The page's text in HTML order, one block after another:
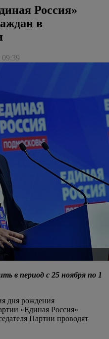
Россия»
в
в период с 25 ноября по 1
дня рождения
«Единая Россия»
Партии проводят